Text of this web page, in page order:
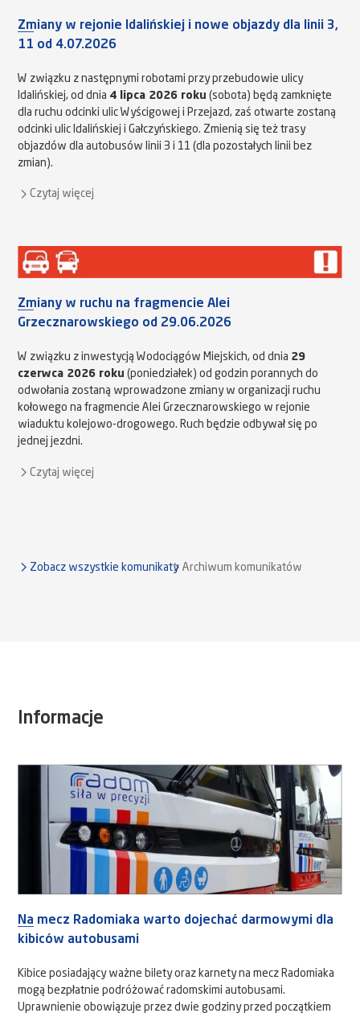
Zmiany w rejonie Idalińskiej i nowe objazdy dla linii 3,
11 od 4.07.2026
W związku z następnymi robotami przy przebudowie ulicy
Idalińskiej, od dnia 4 lipca 2026 roku (sobota) będą zamknięte
dla ruchu odcinki ulic Wyścigowej i Przejazd, zaś otwarte zostaną
odcinki ulic Idalińskiej i Gałczyńskiego. Zmienią się też trasy
objazdów dla autobusów linii 3 i 11 (dla pozostałych linii bez
zmian).
Czytaj więcej
Zmiany w ruchu na fragmencie Alei
Grzecznarowskiego od 29.06.2026
W związku z inwestycją Wodociągów Miejskich, od dnia 29
czerwca 2026 roku (poniedziałek) od godzin porannych do
odwołania zostaną wprowadzone zmiany w organizacji ruchu
kołowego na fragmencie Alei Grzecznarowskiego w rejonie
wiaduktu kolejowo-drogowego. Ruch będzie odbywał się po
jednej jezdni.
Czytaj więcej
Zobacz wszystkie komunikaty Archiwum komunikatów
Informacje
Na mecz Radomiaka warto dojechać darmowymi dla
kibiców autobusami
Kibice posiadający ważne bilety oraz karnety na mecz Radomiaka
mogą bezpłatnie podróżować radomskimi autobusami.
Uprawnienie obowiązuje przez dwie godziny przed początkiem